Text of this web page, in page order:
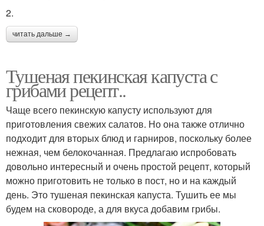
2.
читать дальше →
Тушеная пекинская капуста с
грибами рецепт..
Чаще всего пекинскую капусту используют для
приготовления свежих салатов. Но она также отлично
подходит для вторых блюд и гарниров, поскольку более
нежная, чем белокочанная. Предлагаю испробовать
довольно интересный и очень простой рецепт, который
можно приготовить не только в пост, но и на каждый
день. Это тушеная пекинская капуста. Тушить ее мы
будем на сковороде, а для вкуса добавим грибы.